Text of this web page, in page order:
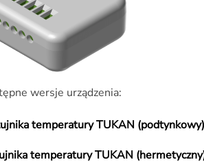
wersje urządzenia:
temperatury TUKAN (podtynkowy)
temperatury TUKAN